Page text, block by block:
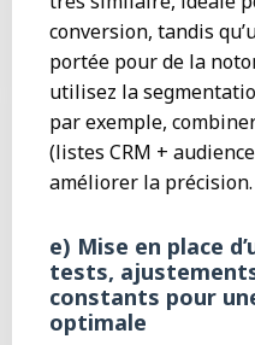
conversion, tandis
portée pour de la
utilisez la
par exemple,
(listes CRM +
améliorer la précision.
e) Mise en place
tests,
constants pour
optimale